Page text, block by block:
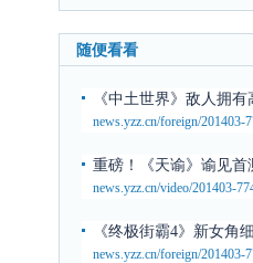
随便看看
《中土世界》敌人拥有
news.yzz.cn/foreign/201403-
重磅！《天谕》谕见首
news.yzz.cn/video/201403-
《终极街霸4》新女角
news.yzz.cn/foreign/201403-